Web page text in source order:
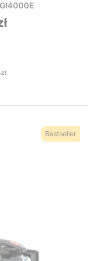
Bestseller